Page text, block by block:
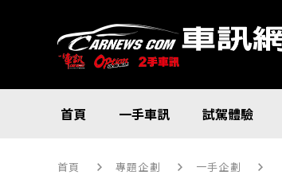
首頁 一手車訊 試駕體驗
首頁 專題企劃 一手企劃